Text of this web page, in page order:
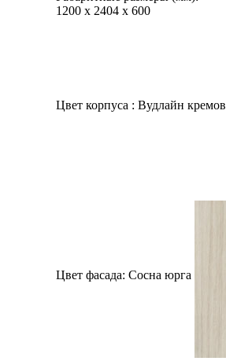
1200 х 2404 х 600
Цвет корпуса : Вудлайн
Цвет фасада: Сосна юрга